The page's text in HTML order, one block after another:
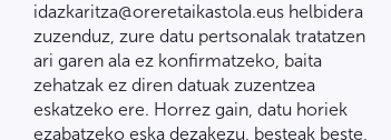
idazkaritza@oreretaikastola.eus helbidera
zuzenduz, zure datu pertsonalak tratatzen
ari garen ala ez konfirmatzeko, baita
zehatzak ez diren datuak zuzentzea
eskatzeko ere. Horrez gain, datu horiek
ezabatzeko eska dezakezu, besteak beste,